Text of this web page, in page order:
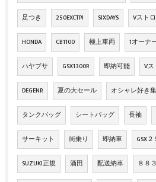
足つき 250EXCTPI SIXDAYS Vスト
HONDA CB1100 極上車両 1オーナ
ハヤブサ GSX1300R 即納可能 V
DEGENR 夏の大セール オシャレ好き
タンクバッグ シートバッグ 長袖
サーキット 街乗り 即納車 GSX
SUZUKI正規 酒田 配送納車 ８８３